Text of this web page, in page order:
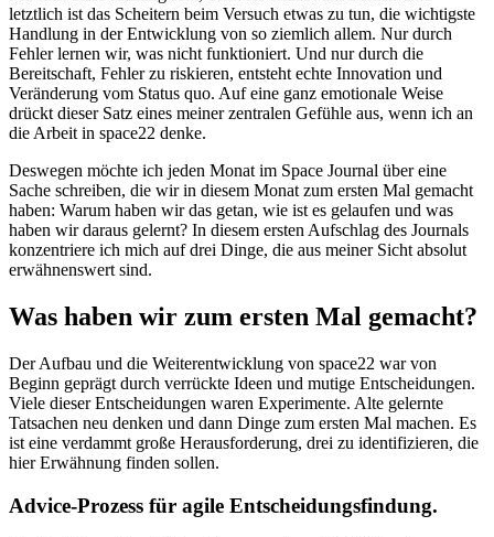
letztlich ist das Scheitern beim Versuch etwas zu tun, die wichtigste
Handlung in der Entwicklung von so ziemlich allem. Nur durch
Fehler lernen wir, was nicht funktioniert. Und nur durch die
Bereitschaft, Fehler zu riskieren, entsteht echte Innovation und
Veränderung vom Status quo. Auf eine ganz emotionale Weise
drückt dieser Satz eines meiner zentralen Gefühle aus, wenn ich an
die Arbeit in space22 denke.
Deswegen möchte ich jeden Monat im Space Journal über eine
Sache schreiben, die wir in diesem Monat zum ersten Mal gemacht
haben: Warum haben wir das getan, wie ist es gelaufen und was
haben wir daraus gelernt? In diesem ersten Aufschlag des Journals
konzentriere ich mich auf drei Dinge, die aus meiner Sicht absolut
erwähnenswert sind.
Was haben wir zum ersten Mal gemacht?
Der Aufbau und die Weiterentwicklung von space22 war von
Beginn geprägt durch verrückte Ideen und mutige Entscheidungen.
Viele dieser Entscheidungen waren Experimente. Alte gelernte
Tatsachen neu denken und dann Dinge zum ersten Mal machen. Es
ist eine verdammt große Herausforderung, drei zu identifizieren, die
hier Erwähnung finden sollen.
Advice-Prozess für agile Entscheidungsfindung.